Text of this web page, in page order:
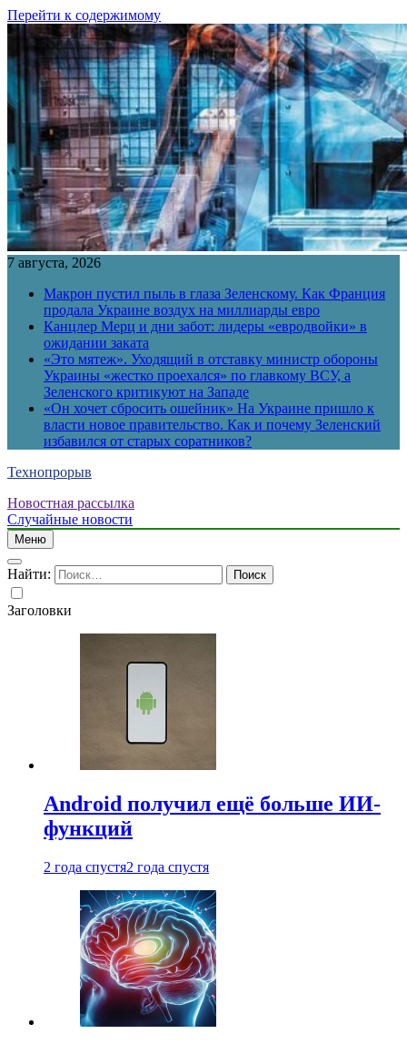
Перейти к содержимому
7 августа, 2026
Макрон пустил пыль в глаза Зеленскому. Как Франция
продала Украине воздух на миллиарды евро
Канцлер Мерц и дни забот: лидеры «евродвойки» в
ожидании заката
«Это мятеж». Уходящий в отставку министр обороны
Украины «жестко проехался» по главкому ВСУ, а
Зеленского критикуют на Западе
«Он хочет сбросить ошейник» На Украине пришло к
власти новое правительство. Как и почему Зеленский
избавился от старых соратников?
Технопрорыв
Новостная рассылка
Случайные новости
Меню
Найти:
Заголовки
Android получил ещё больше ИИ-
функций
2 года спустя2 года спустя